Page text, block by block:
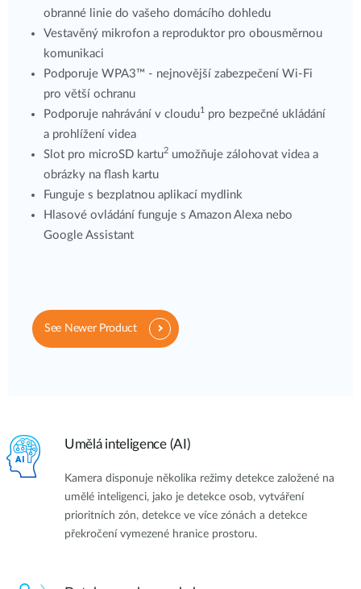
obranné linie do vašeho domácího dohledu
Vestavěný mikrofon a reproduktor pro obousměrnou
komunikaci
Podporuje WPA3™ - nejnovější zabezpečení Wi-Fi
pro větší ochranu
Podporuje nahrávání v cloudu1 pro bezpečné ukládání
a prohlížení videa
Slot pro microSD kartu2 umožňuje zálohovat videa a
obrázky na flash kartu
Funguje s bezplatnou aplikací mydlink
Hlasové ovládání funguje s Amazon Alexa nebo
Google Assistant
See Newer Product
Umělá inteligence (AI)
Kamera disponuje několika režimy detekce založené na
umělé inteligenci, jako je detekce osob, vytváření
prioritních zón, detekce ve více zónách a detekce
překročení vymezené hranice prostoru.